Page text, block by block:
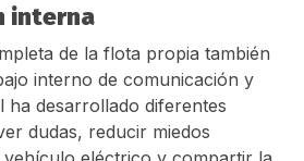
interna
de la flota propia también
interno de comunicación y
ha desarrollado diferentes
dudas, reducir miedos